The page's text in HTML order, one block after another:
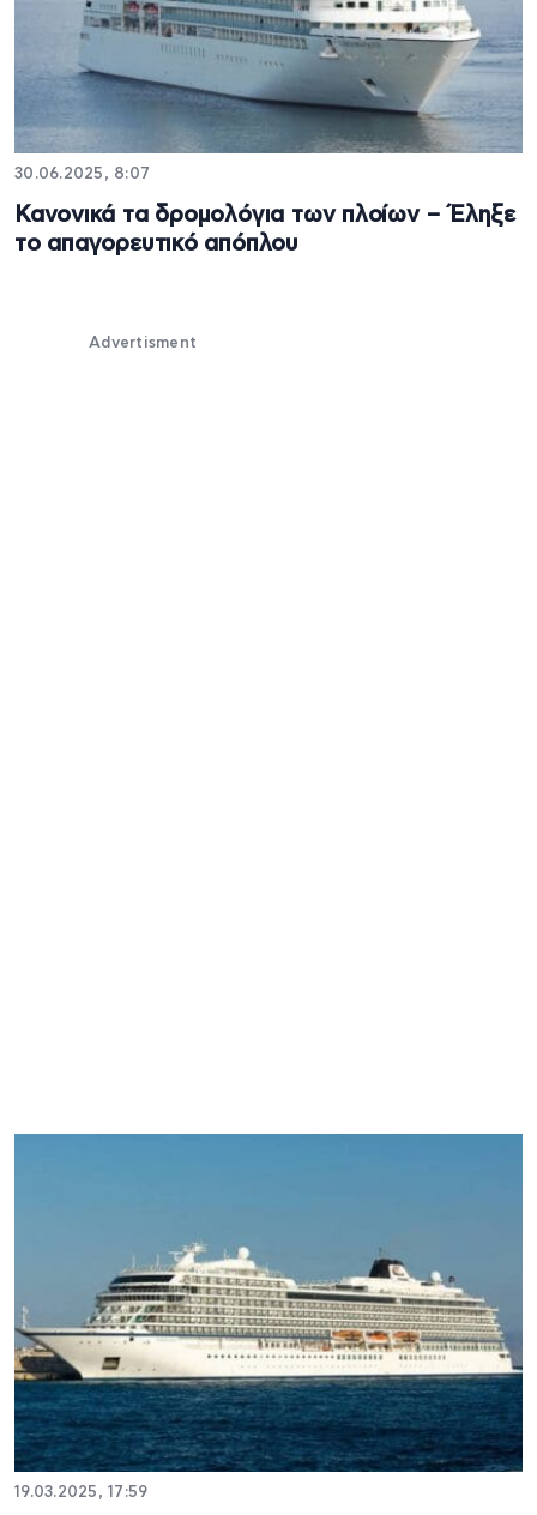
30.06.2025, 8:07
Κανονικά τα δρομολόγια των πλοίων – Έληξε
το απαγορευτικό απόπλου
Advertisment
19.03.2025, 17:59